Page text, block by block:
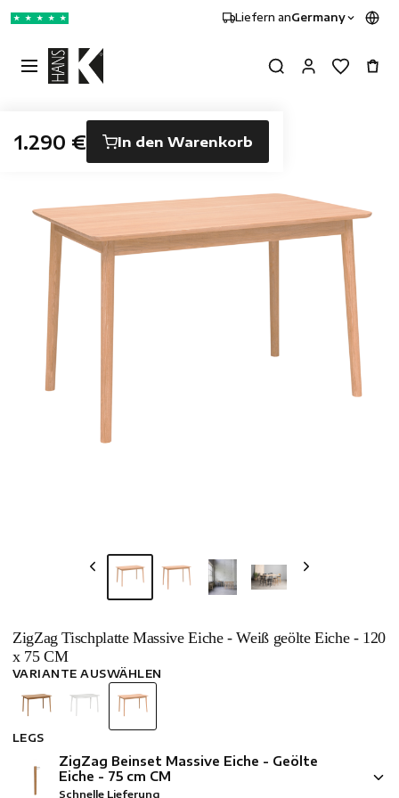
★ ★ ★ ★ ★ Liefern anGermany
ZigZag Tischplatte Massive Eiche - Weiß geölte Eiche - 120
x 75 CM
VARIANTE AUSWÄHLEN
LEGS
ZigZag Beinset Massive Eiche - Geölte
Eiche - 75 cm CM
Schnelle Lieferung
1.290 € In den Warenkorb